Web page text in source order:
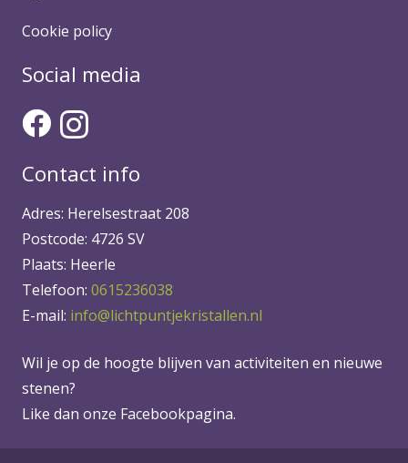
Cookie policy
Social media
Contact info
Adres: Herelsestraat 208
Postcode: 4726 SV
Plaats: Heerle
Telefoon: 0615236038
E-mail: info@lichtpuntjekristallen.nl
Wil je op de hoogte blijven van activiteiten en nieuwe
stenen?
Like dan onze Facebookpagina.